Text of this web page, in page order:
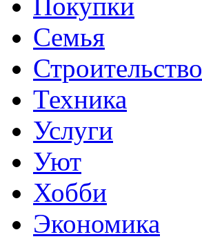
Семья
Строительство
Техника
Услуги
Уют
Хобби
Экономика